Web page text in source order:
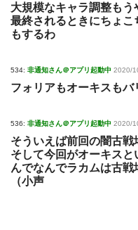
大規模なキャラ調整も
最終されるときにちょ
もするわ
534: 非通知さん＠アプリ起動中 2020/
フォリアもオーキスも
536: 非通知さん＠アプリ起動中 2020/
そういえば前回の闇古
そして今回がオーキスと
んでなんでラカムは古
（小声